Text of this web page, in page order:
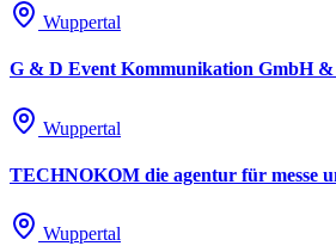
Wuppertal
G & D Event Kommunikation GmbH
Wuppertal
TECHNOKOM die agentur für messe
Wuppertal